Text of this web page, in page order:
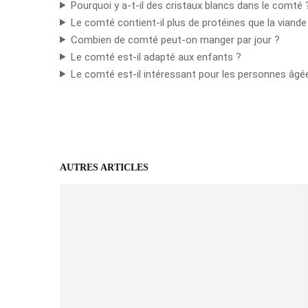
Pourquoi y a-t-il des cristaux blancs dans le comté
Le comté contient-il plus de protéines que la viande
Combien de comté peut-on manger par jour ?
Le comté est-il adapté aux enfants ?
Le comté est-il intéressant pour les personnes
AUTRES ARTICLES